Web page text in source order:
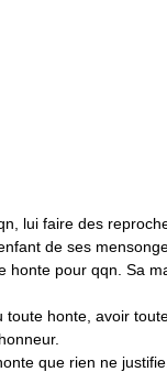
lui faire des
de ses
honte pour qqn. Sa
toute honte, avoir
que rien ne justifie.